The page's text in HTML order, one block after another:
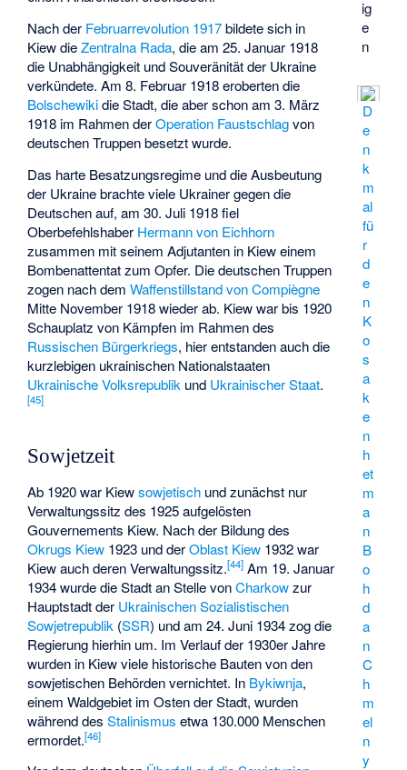
ig
e
n
D
e
n
k
m
al
fü
r
d
e
n
K
o
s
a
k
e
n
h
et
m
a
n
B
o
h
d
a
n
C
h
m
el
n
y
Nach der Februarrevolution 1917bildete sich in
Kiew dieZentralna Rada, die am 25. Januar 1918
die Unabhängigkeit und Souveränität der Ukraine
verkündete. Am 8. Februar 1918 eroberten die
Bolschewikidie Stadt, die aber schon am 3. März
1918 im Rahmen derOperation Faustschlagvon
deutschen Truppen besetzt wurde.
Das harte Besatzungsregime und die Ausbeutung
der Ukraine brachte viele Ukrainer gegen die
Deutschen auf, am 30. Juli 1918 fiel
Oberbefehlshaber Hermann von Eichhorn
zusammen mit seinem Adjutanten in Kiew einem
Bombenattentat zum Opfer. Die deutschen Truppen
zogen nach demWaffenstillstand von Compiègne
Mitte November 1918 wieder ab. Kiew war bis 1920
Schauplatz von Kämpfen im Rahmen des
Russischen Bürgerkriegs, hier entstanden auch die
kurzlebigen ukrainischen Nationalstaaten
Ukrainische Volksrepublik und Ukrainischer Staat.
[45]
Sowjetzeit
Ab 1920 war Kiewsowjetisch und zunächst nur
Verwaltungssitz des 1925 aufgelösten
Gouvernements Kiew. Nach der Bildung des
Okrugs Kiew 1923 und derOblast Kiew 1932 war
Kiew auch deren Verwaltungssitz.[44] Am 19. Januar
1934 wurde die Stadt an Stelle vonCharkowzur
Hauptstadt der Ukrainischen Sozialistischen
Sowjetrepublik (SSR) und am 24. Juni 1934 zog die
Regierung hierhin um. Im Verlauf der 1930er Jahre
wurden in Kiew viele historische Bauten von den
sowjetischen Behörden vernichtet. In Bykiwnja,
einem Waldgebiet im Osten der Stadt, wurden
während desStalinismus etwa 130.000 Menschen
ermordet.[46]